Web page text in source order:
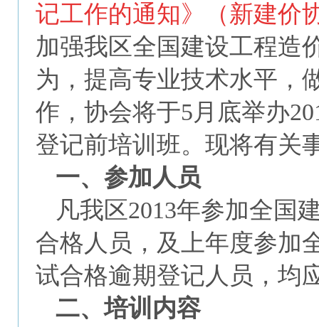
记工作的通知》（新建价
加强我区全国建设工程造
为，提高专业技术水平，
作，协会将于5月底举办
登记前培训班。现将有关
一、参加人员
凡我区2013年参加全国
合格人员，及上年度参加
试合格逾期登记人员，均
二、培训内容